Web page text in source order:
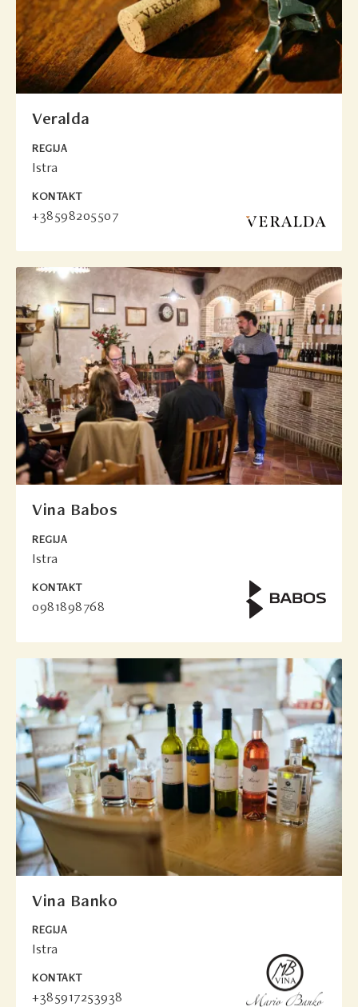
Veralda
REGIJA
Istra
KONTAKT
+38598205507
Vina Babos
REGIJA
Istra
KONTAKT
0981898768
Vina Banko
REGIJA
Istra
KONTAKT
+385917253938